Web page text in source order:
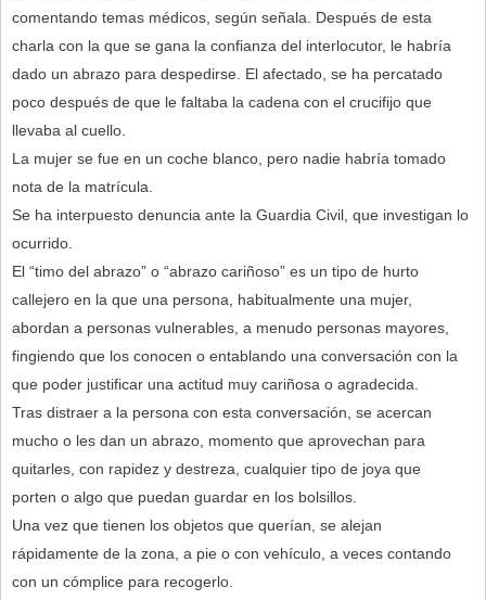
comentando temas médicos, según señala. Después de esta
charla con la que se gana la confianza del interlocutor, le habría
dado un abrazo para despedirse. El afectado, se ha percatado
poco después de que le faltaba la cadena con el crucifijo que
llevaba al cuello.
La mujer se fue en un coche blanco, pero nadie habría tomado
nota de la matrícula.
Se ha interpuesto denuncia ante la Guardia Civil, que investigan lo
ocurrido.
El “timo del abrazo” o “abrazo cariñoso” es un tipo de hurto
callejero en la que una persona, habitualmente una mujer,
abordan a personas vulnerables, a menudo personas mayores,
fingiendo que los conocen o entablando una conversación con la
que poder justificar una actitud muy cariñosa o agradecida.
Tras distraer a la persona con esta conversación, se acercan
mucho o les dan un abrazo, momento que aprovechan para
quitarles, con rapidez y destreza, cualquier tipo de joya que
porten o algo que puedan guardar en los bolsillos.
Una vez que tienen los objetos que querían, se alejan
rápidamente de la zona, a pie o con vehículo, a veces contando
con un cómplice para recogerlo.